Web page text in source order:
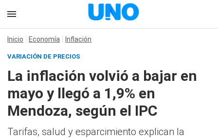
Inicio Economía Inflación
VARIACIÓN DE PRECIOS
La inflación volvió a bajar en
mayo y llegó a 1,9% en
Mendoza, según el IPC
Tarifas, salud y esparcimiento explican la